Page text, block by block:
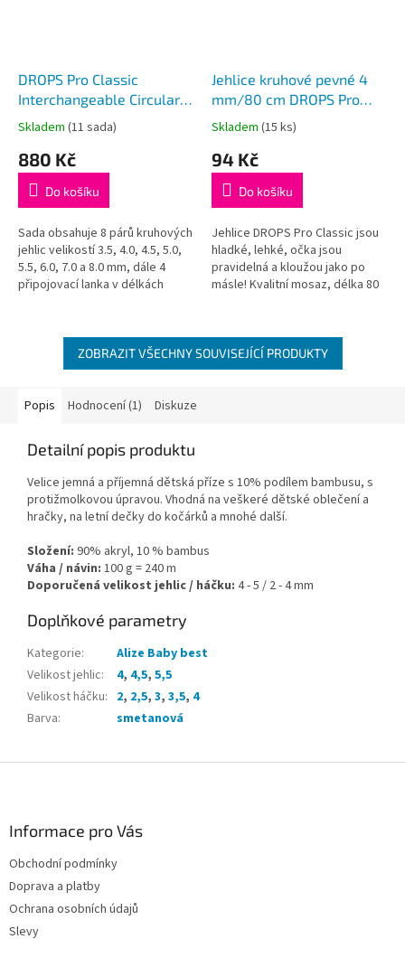
DROPS Pro Classic
Interchangeable Circular
Needles Set 3,5-8
Průměrné
produktu
5,0
5
hvězdiček.
Skladem (11 sada)
880 Kč
Do košíku
Sada obsahuje 8 párů kruhových
jehlic velikostí 3.5, 4.0, 4.5, 5.0,
5.5, 6.0, 7.0 a 8.0 mm, dále 4
připojovací lanka v délkách
Jehlice kruhové pevné 4
mm/80 cm DROPS Pro
Classic
Průměrné
produktu
5,0
5
hvězdiček.
Skladem (15 ks)
94 Kč
Do košíku
Jehlice DROPS Pro Classic jsou
hladké, lehké, očka jsou
pravidelná a kloužou jako po
másle! Kvalitní mosaz, délka 80
ZOBRAZIT VŠECHNY SOUVISEJÍCÍ PRODUKTY
Popis Hodnocení (1) Diskuze
Detailní popis produktu
Velice jemná a příjemná dětská příze s 10% podílem bambusu, s
protižmolkovou úpravou. Vhodná na veškeré dětské oblečení a
hračky, na letní dečky do kočárků a mnohé další.
Složení: 90% akryl, 10 % bambus
Váha / návin: 100 g = 240 m
Doporučená velikost jehlic / háčku: 4 - 5 / 2 - 4 mm
Doplňkové parametry
Kategorie:
Alize Baby best
Velikost jehlic: 4, 4,5, 5,5
Velikost háčku: 2, 2,5, 3, 3,5, 4
Barva: smetanová
Informace pro Vás
Obchodní podmínky
Doprava a platby
Ochrana osobních údajů
Slevy